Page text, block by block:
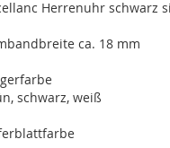
Herrenuhr schwarz
ca. 18 mm
schwarz, weiß